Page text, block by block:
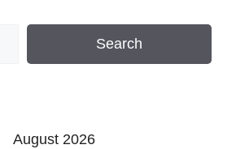
Search
August 2026